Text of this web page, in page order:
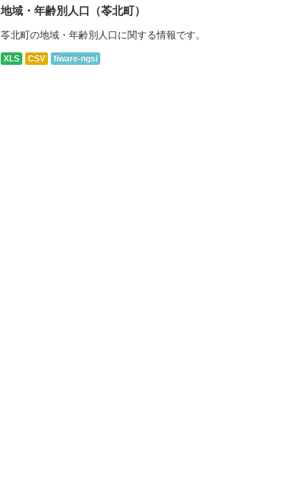
地域・年齢別人口（苓北町）
苓北町の地域・年齢別人口に関する情報です。
XLS CSV fiware-ngsi